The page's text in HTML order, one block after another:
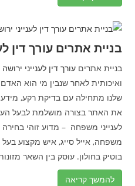
בניית אתרים עורך דין
בניית אתריםעורך דין לענייני ירושה
ואיכותית לאחר שנבין מי הוא
שלנו מתחילה עם בדיקת רקע,
את האתר בצורה מושלמת לבעל
לענייני משפחה – מדוע זוהי בחירה
משפחה, אייל סייג, איש מקצוע בעל
בוטיק בחולון. עוסק בין השאר
להמשך קריאה